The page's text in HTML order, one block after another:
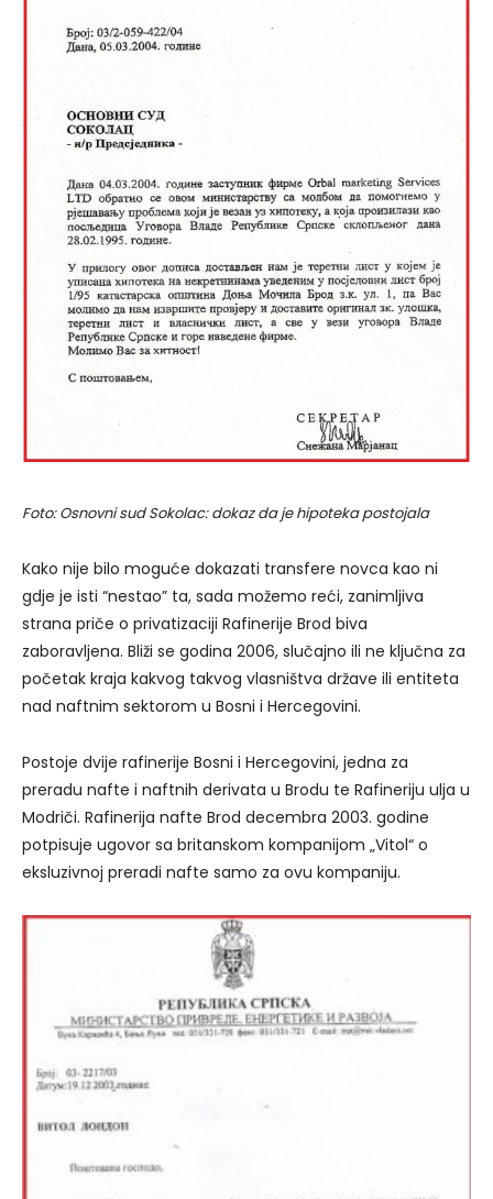
Foto: Osnovni sud Sokolac: dokaz da je hipoteka postojala
Kako nije bilo moguće dokazati transfere novca kao ni
gdje je isti “nestao” ta, sada možemo reći, zanimljiva
strana priče o privatizaciji Rafinerije Brod biva
zaboravljena. Bliži se godina 2006, slučajno ili ne ključna za
početak kraja kakvog takvog vlasništva države ili entiteta
nad naftnim sektorom u Bosni i Hercegovini.
Postoje dvije rafinerije Bosni i Hercegovini, jedna za
preradu nafte i naftnih derivata u Brodu te Rafineriju ulja u
Modriči. Rafinerija nafte Brod decembra 2003. godine
potpisuje ugovor sa britanskom kompanijom „Vitol“ o
eksluzivnoj preradi nafte samo za ovu kompaniju.